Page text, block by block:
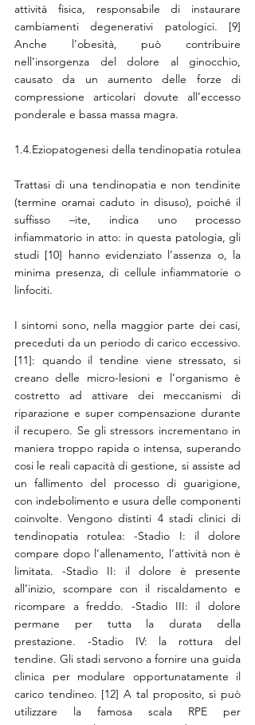
attività fisica, responsabile di instaurare
cambiamenti degenerativi patologici. [9]
Anche l’obesità, può contribuire
nell’insorgenza del dolore al ginocchio,
causato da un aumento delle forze di
compressione articolari dovute all’eccesso
ponderale e bassa massa magra.
1.4.Eziopatogenesi della tendinopatia rotulea
Trattasi di una tendinopatia e non tendinite
(termine oramai caduto in disuso), poiché il
suffisso –ite, indica uno processo
infiammatorio in atto: in questa patologia, gli
studi [10] hanno evidenziato l’assenza o, la
minima presenza, di cellule infiammatorie o
linfociti.
I sintomi sono, nella maggior parte dei casi,
preceduti da un periodo di carico eccessivo.
[11]: quando il tendine viene stressato, si
creano delle micro-lesioni e l’organismo è
costretto ad attivare dei meccanismi di
riparazione e super compensazione durante
il recupero. Se gli stressors incrementano in
maniera troppo rapida o intensa, superando
cosi le reali capacità di gestione, si assiste ad
un fallimento del processo di guarigione,
con indebolimento e usura delle componenti
coinvolte. Vengono distinti 4 stadi clinici di
tendinopatia rotulea: -Stadio I: il dolore
compare dopo l’allenamento, l’attività non è
limitata. -Stadio II: il dolore è presente
all’inizio, scompare con il riscaldamento e
ricompare a freddo. -Stadio III: il dolore
permane per tutta la durata della
prestazione. -Stadio IV: la rottura del
tendine. Gli stadi servono a fornire una guida
clinica per modulare opportunatamente il
carico tendineo. [12] A tal proposito, si può
utilizzare la famosa scala RPE per